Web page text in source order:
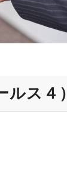
ス４）